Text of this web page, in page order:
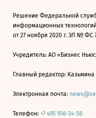
Решение Федеральной
информационных
от 27 ноября 2020 г. ЭЛ № ФС
Учредитель: АО «Бизнес
Главный редактор:
Электронная почта:
Телефон: +7 495 956-34-58